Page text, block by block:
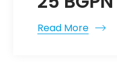
Read More